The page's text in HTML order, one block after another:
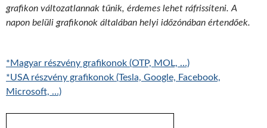
grafikon változatlannak tűnik, érdemes lehet ráfrissíteni. A
napon belüli grafikonok általában helyi időzónában értendőek.
*Magyar részvény grafikonok (OTP, MOL, …)
*USA részvény grafikonok (Tesla, Google, Facebook,
Microsoft, …)